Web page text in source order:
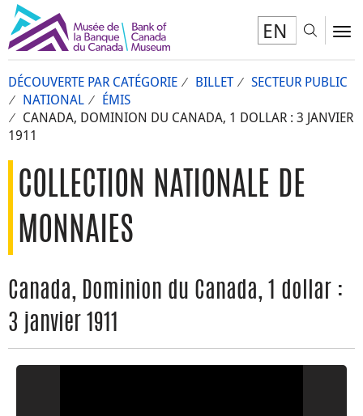
EN
DÉCOUVERTE PAR CATÉGORIE BILLET
SECTEUR PUBLIC
NATIONAL
ÉMIS
CANADA, DOMINION DU CANADA, 1 DOLLAR : 3 JANVIER
1911
COLLECTION NATIONALE DE
MONNAIES
Canada, Dominion du Canada, 1 dollar :
3 janvier 1911